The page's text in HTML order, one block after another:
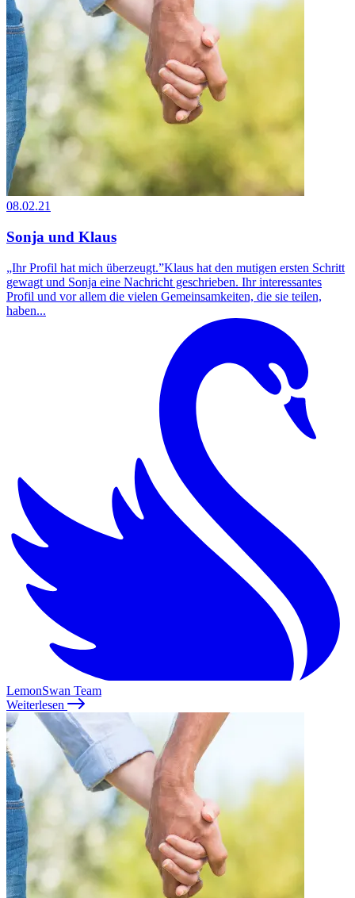
08.02.21
Sonja und Klaus
„Ihr Profil hat mich überzeugt.”Klaus hat den mutigen ersten Schritt
gewagt und Sonja eine Nachricht geschrieben. Ihr interessantes
Profil und vor allem die vielen Gemeinsamkeiten, die sie teilen,
haben...
LemonSwan Team
Weiterlesen